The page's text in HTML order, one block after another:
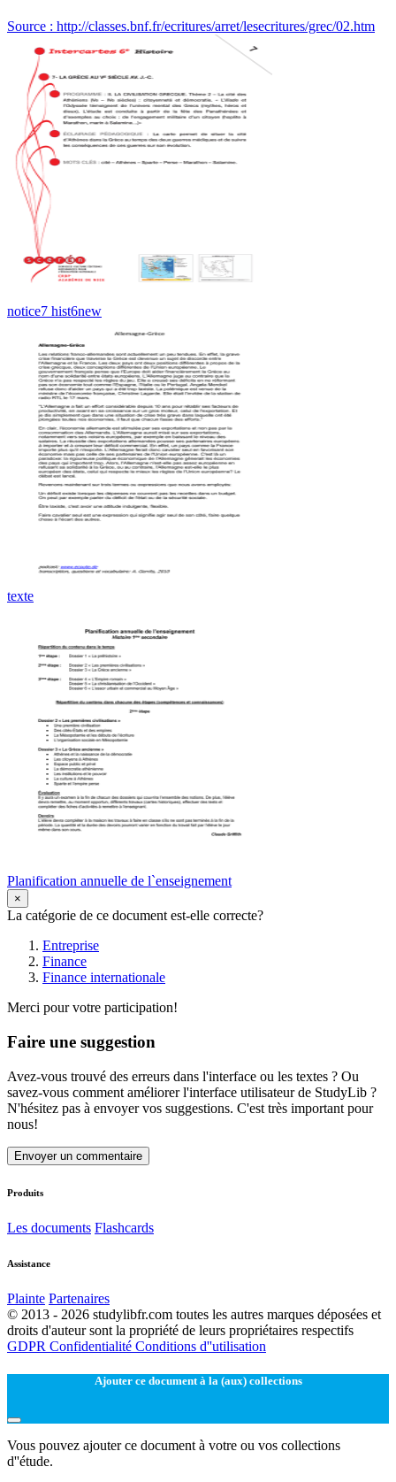
Source : http://classes.bnf.fr/ecritures/arret/lesecritures/grec/02.htm
notice7 hist6new
texte
Planification annuelle de l`enseignement
×
La catégorie de ce document est-elle correcte?
Entreprise
Finance
Finance internationale
Merci pour votre participation!
Faire une suggestion
Avez-vous trouvé des erreurs dans l'interface ou les textes ? Ou
savez-vous comment améliorer l'interface utilisateur de StudyLib ?
N'hésitez pas à envoyer vos suggestions. C'est très important pour
nous!
Envoyer un commentaire
Produits
Les documents Flashcards
Assistance
Plainte Partenaires
© 2013 - 2026 studylibfr.com toutes les autres marques déposées et
droits d'auteur sont la propriété de leurs propriétaires respectifs
GDPR Confidentialité Conditions d''utilisation
Ajouter ce document à la (aux) collections
Vous pouvez ajouter ce document à votre ou vos collections
d''étude.